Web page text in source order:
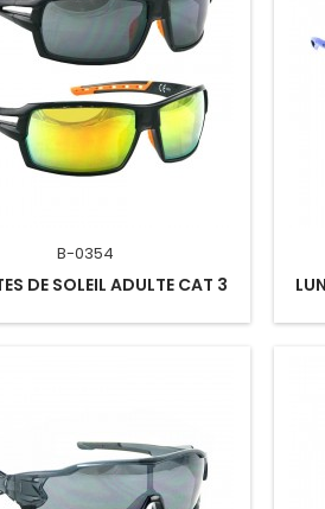
B-0354
DE SOLEIL ADULTE CAT 3